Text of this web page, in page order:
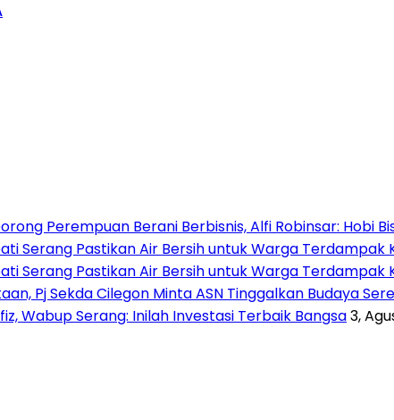
Perempuan Berani Berbisnis, Alfi Robinsar: Hobi
Serang Pastikan Air Bersih untuk Warga Terdampak
Serang Pastikan Air Bersih untuk Warga Terdampak
Pj Sekda Cilegon Minta ASN Tinggalkan Budaya
Wabup Serang: Inilah Investasi Terbaik Bangsa3,